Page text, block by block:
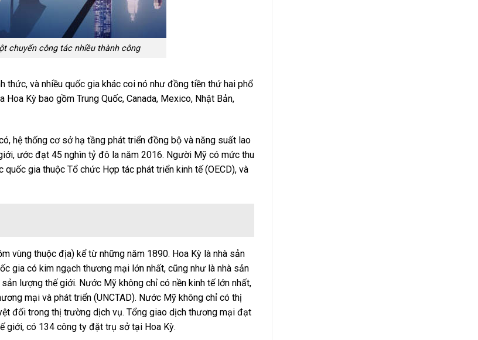
chuyến công tác nhiều thành công
và nhiều quốc gia khác coi nó như đồng tiền thứ hai phổ
Kỳ bao gồm Trung Quốc, Canada, Mexico, Nhật Bản,
hệ thống cơ sở hạ tầng phát triển đồng bộ và năng suất lao
ước đạt 45 nghìn tỷ đô la năm 2016. Người Mỹ có mức thu
gia thuộc Tổ chức Hợp tác phát triển kinh tế (OECD), và
vùng thuộc địa) kể từ những năm 1890. Hoa Kỳ là nhà sản
gia có kim ngạch thương mại lớn nhất, cũng như là nhà sản
lượng thế giới. Nước Mỹ không chỉ có nền kinh tế lớn nhất,
mại và phát triển (UNCTAD). Nước Mỹ không chỉ có thị
đối trong thị trường dịch vụ. Tổng giao dịch thương mại đạt
giới, có 134 công ty đặt trụ sở tại Hoa Kỳ.